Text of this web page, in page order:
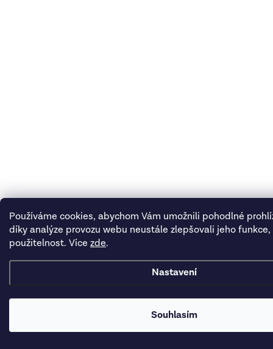
Používáme cookies, abychom Vám umožnili pohodlné
díky analýze provozu webu neustále zlepšovali jeho funkce,
použitelnost. Více zde.
Nastavení
Souhlasím